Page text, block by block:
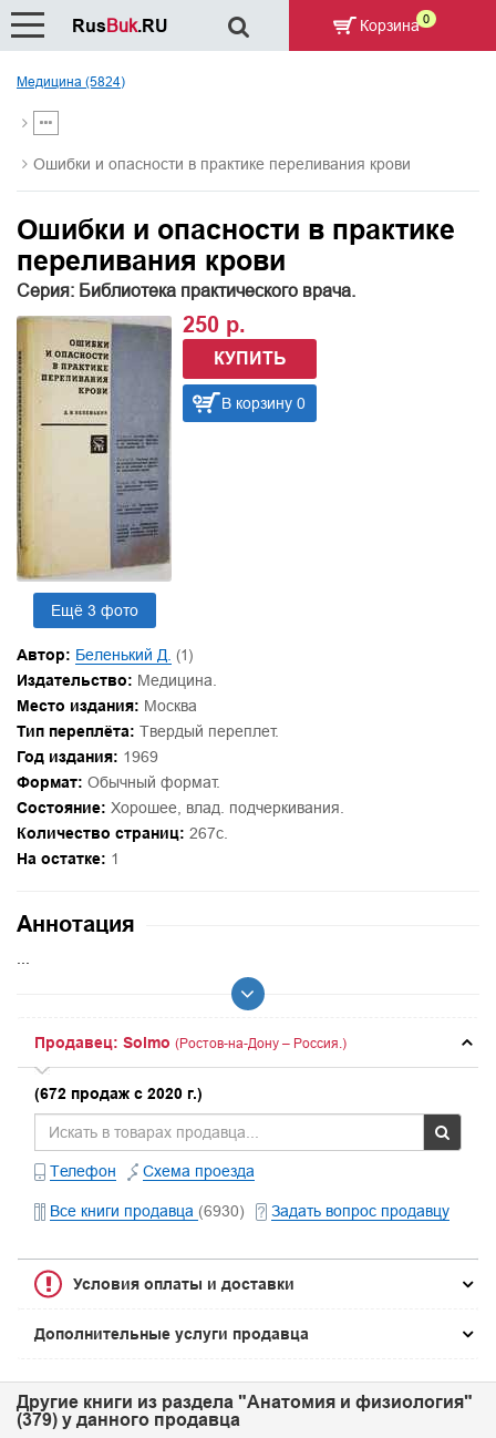
Медицина (5824)
Ошибки и опасности в практике переливания крови
Ошибки и опасности в практике
переливания крови
Серия: Библиотека практического врача.
Ещё 3 фото
250 р.
КУПИТЬ
В корзину 0
Автор: Беленький Д. (1)
Издательство: Медицина.
Место издания: Москва
Тип переплёта: Твердый переплет.
Год издания: 1969
Формат: Обычный формат.
Состояние: Хорошее, влад. подчеркивания.
Количество страниц: 267с.
На остатке: 1
Аннотация
Продавец: Solmo (Ростов-на-Дону – Россия.)
(672 продаж с 2020 г.)
Телефон Схема проезда
Все книги продавца (6930) Задать вопрос продавцу
Условия оплаты и доставки
Дополнительные услуги продавца
Другие книги из раздела "Анатомия и физиология"
(379) у данного продавца
RusBuk.RU Корзина 0